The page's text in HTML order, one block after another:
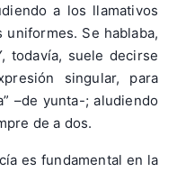
a los llamativos
Se hablaba,
todavía, suele decirse
singular, para
–de yunta-; aludiendo
de a dos.
es fundamental en la